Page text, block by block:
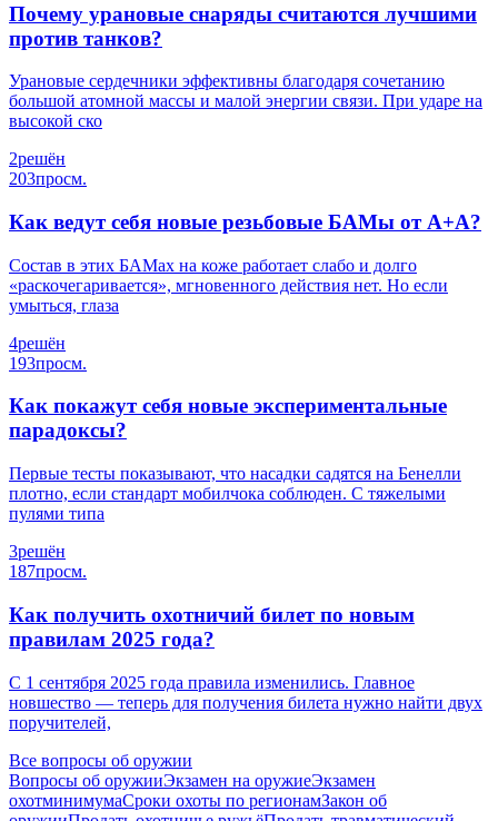
Почему урановые снаряды считаются лучшими
против танков?
Урановые сердечники эффективны благодаря сочетанию
большой атомной массы и малой энергии связи. При ударе на
высокой ско
2решён
203просм.
Как ведут себя новые резьбовые БАМы от А+А?
Состав в этих БАМах на коже работает слабо и долго
«раскочегаривается», мгновенного действия нет. Но если
умыться, глаза
4решён
193просм.
Как покажут себя новые экспериментальные
парадоксы?
Первые тесты показывают, что насадки садятся на Бенелли
плотно, если стандарт мобилчока соблюден. С тяжелыми
пулями типа
3решён
187просм.
Как получить охотничий билет по новым
правилам 2025 года?
С 1 сентября 2025 года правила изменились. Главное
новшество — теперь для получения билета нужно найти двух
поручителей,
Все вопросы об оружии
Вопросы об оружииЭкзамен на оружиеЭкзамен
охотминимумаСроки охоты по регионамЗакон об